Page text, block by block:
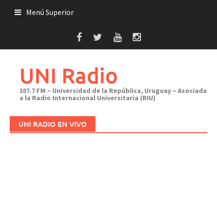
Menú Superior
UNI Radio
107.7 FM – Universidad de la República, Uruguay – Asociada
a la Radio Internacional Universitaria (RIU)
UNI RADIO EN VIVO